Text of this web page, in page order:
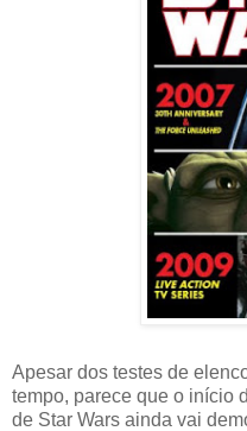
Apesar dos testes de
tempo, parece que o início
de Star Wars ainda vai